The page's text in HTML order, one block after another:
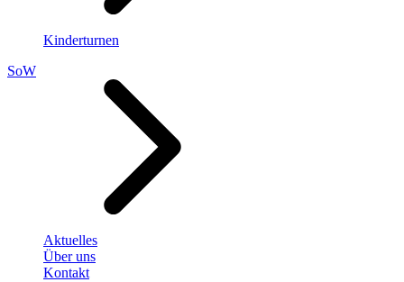
Kinderturnen
SoW
Aktuelles
Über uns
Kontakt